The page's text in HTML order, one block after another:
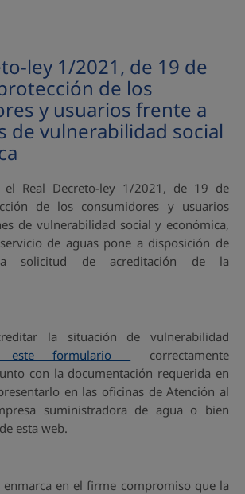
ley 1/2021, de 19 de
de los
y usuarios frente a
de vulnerabilidad social
el Real Decreto-ley 1/2021, de 19 de
de los consumidores y usuarios
de vulnerabilidad social y económica,
de aguas pone a disposición de
solicitud de acreditación de la
la situación de vulnerabilidad
este formulario
correctamente
con la documentación requerida en
en las oficinas de Atención al
suministradora de agua o bien
esta web.
enmarca en el firme compromiso que la